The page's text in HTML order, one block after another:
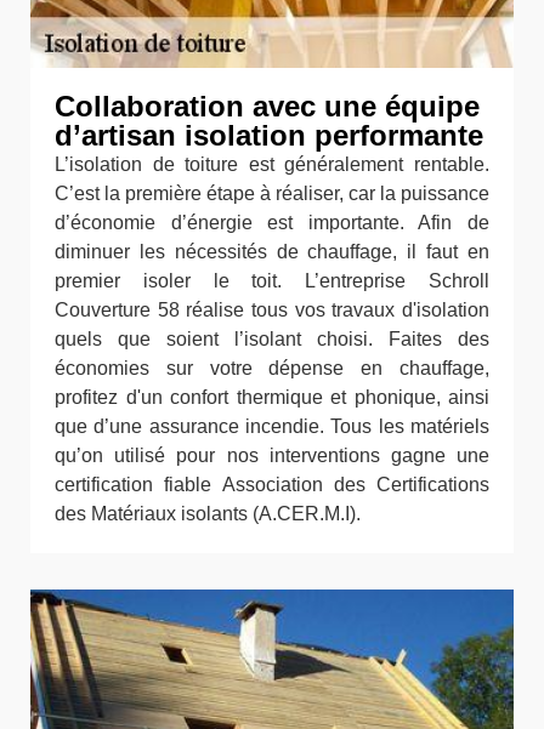
Collaboration avec une équipe
d’artisan isolation performante
L’isolation de toiture est généralement rentable.
C’est la première étape à réaliser, car la puissance
d’économie d’énergie est importante. Afin de
diminuer les nécessités de chauffage, il faut en
premier isoler le toit. L’entreprise Schroll
Couverture 58 réalise tous vos travaux d'isolation
quels que soient l’isolant choisi. Faites des
économies sur votre dépense en chauffage,
profitez d'un confort thermique et phonique, ainsi
que d’une assurance incendie. Tous les matériels
qu’on utilisé pour nos interventions gagne une
certification fiable Association des Certifications
des Matériaux isolants (A.CER.M.I).